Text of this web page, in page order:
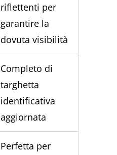
riflettenti per
garantire la
dovuta visibilità
Completo di
targhetta
identificativa
aggiornata
Perfetta per